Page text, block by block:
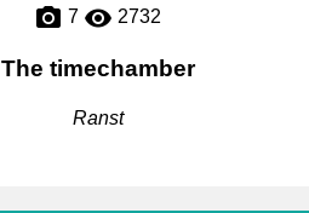
7 2732
The timechamber
Ranst